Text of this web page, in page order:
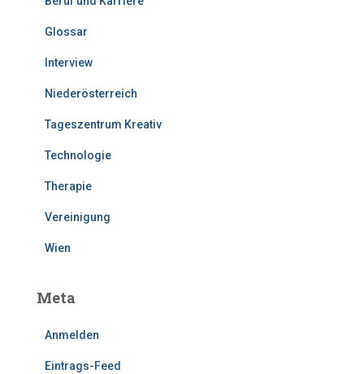
Glossar
Interview
Niederösterreich
Tageszentrum Kreativ
Technologie
Therapie
Vereinigung
Wien
Meta
Anmelden
Eintrags-Feed